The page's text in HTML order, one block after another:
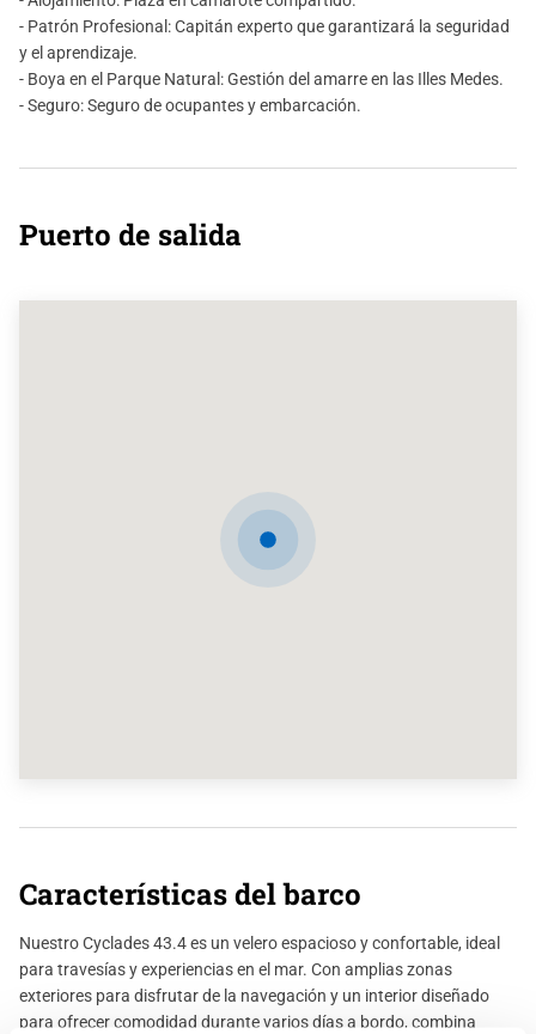
- Patrón Profesional: Capitán experto que garantizará la seguridad
y el aprendizaje.
- Boya en el Parque Natural: Gestión del amarre en las Illes Medes.
- Seguro: Seguro de ocupantes y embarcación.
Puerto de salida
Características del barco
Nuestro Cyclades 43.4 es un velero espacioso y confortable, ideal
para travesías y experiencias en el mar. Con amplias zonas
exteriores para disfrutar de la navegación y un interior diseñado
para ofrecer comodidad durante varios días a bordo, combina